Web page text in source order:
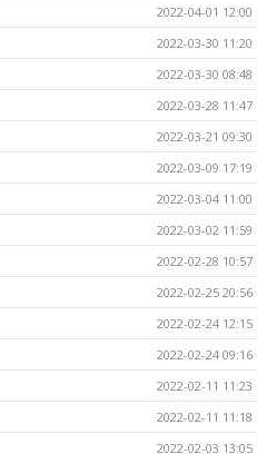
2022-04-01 12:00
2022-03-30 11:20
2022-03-30 08:48
2022-03-28 11:47
2022-03-21 09:30
2022-03-09 17:19
2022-03-04 11:00
2022-03-02 11:59
2022-02-28 10:57
2022-02-25 20:56
2022-02-24 12:15
2022-02-24 09:16
2022-02-11 11:23
2022-02-11 11:18
2022-02-03 13:05